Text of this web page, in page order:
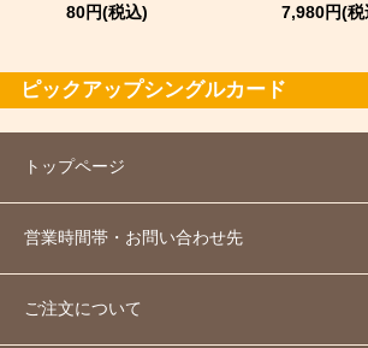
80円(税込) 7,980円(税
ピックアップシングルカード
トップページ
営業時間帯・お問い合わせ先
ご注文について